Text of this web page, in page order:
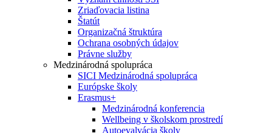
Zriaďovacia listina
Štatút
Organizačná štruktúra
Ochrana osobných údajov
Právne služby
Medzinárodná spolupráca
SICI Medzinárodná spolupráca
Európske školy
Erasmus+
Medzinárodná konferencia
Wellbeing v školskom prostredí
Autoevalvácia školy